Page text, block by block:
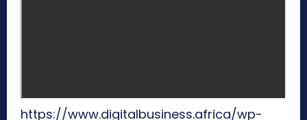
https://www.digitalbusiness.africa/wp-